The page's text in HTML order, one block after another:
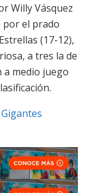
Willy Vásquez
por el prado
(17-12),
a tres la de
a medio juego